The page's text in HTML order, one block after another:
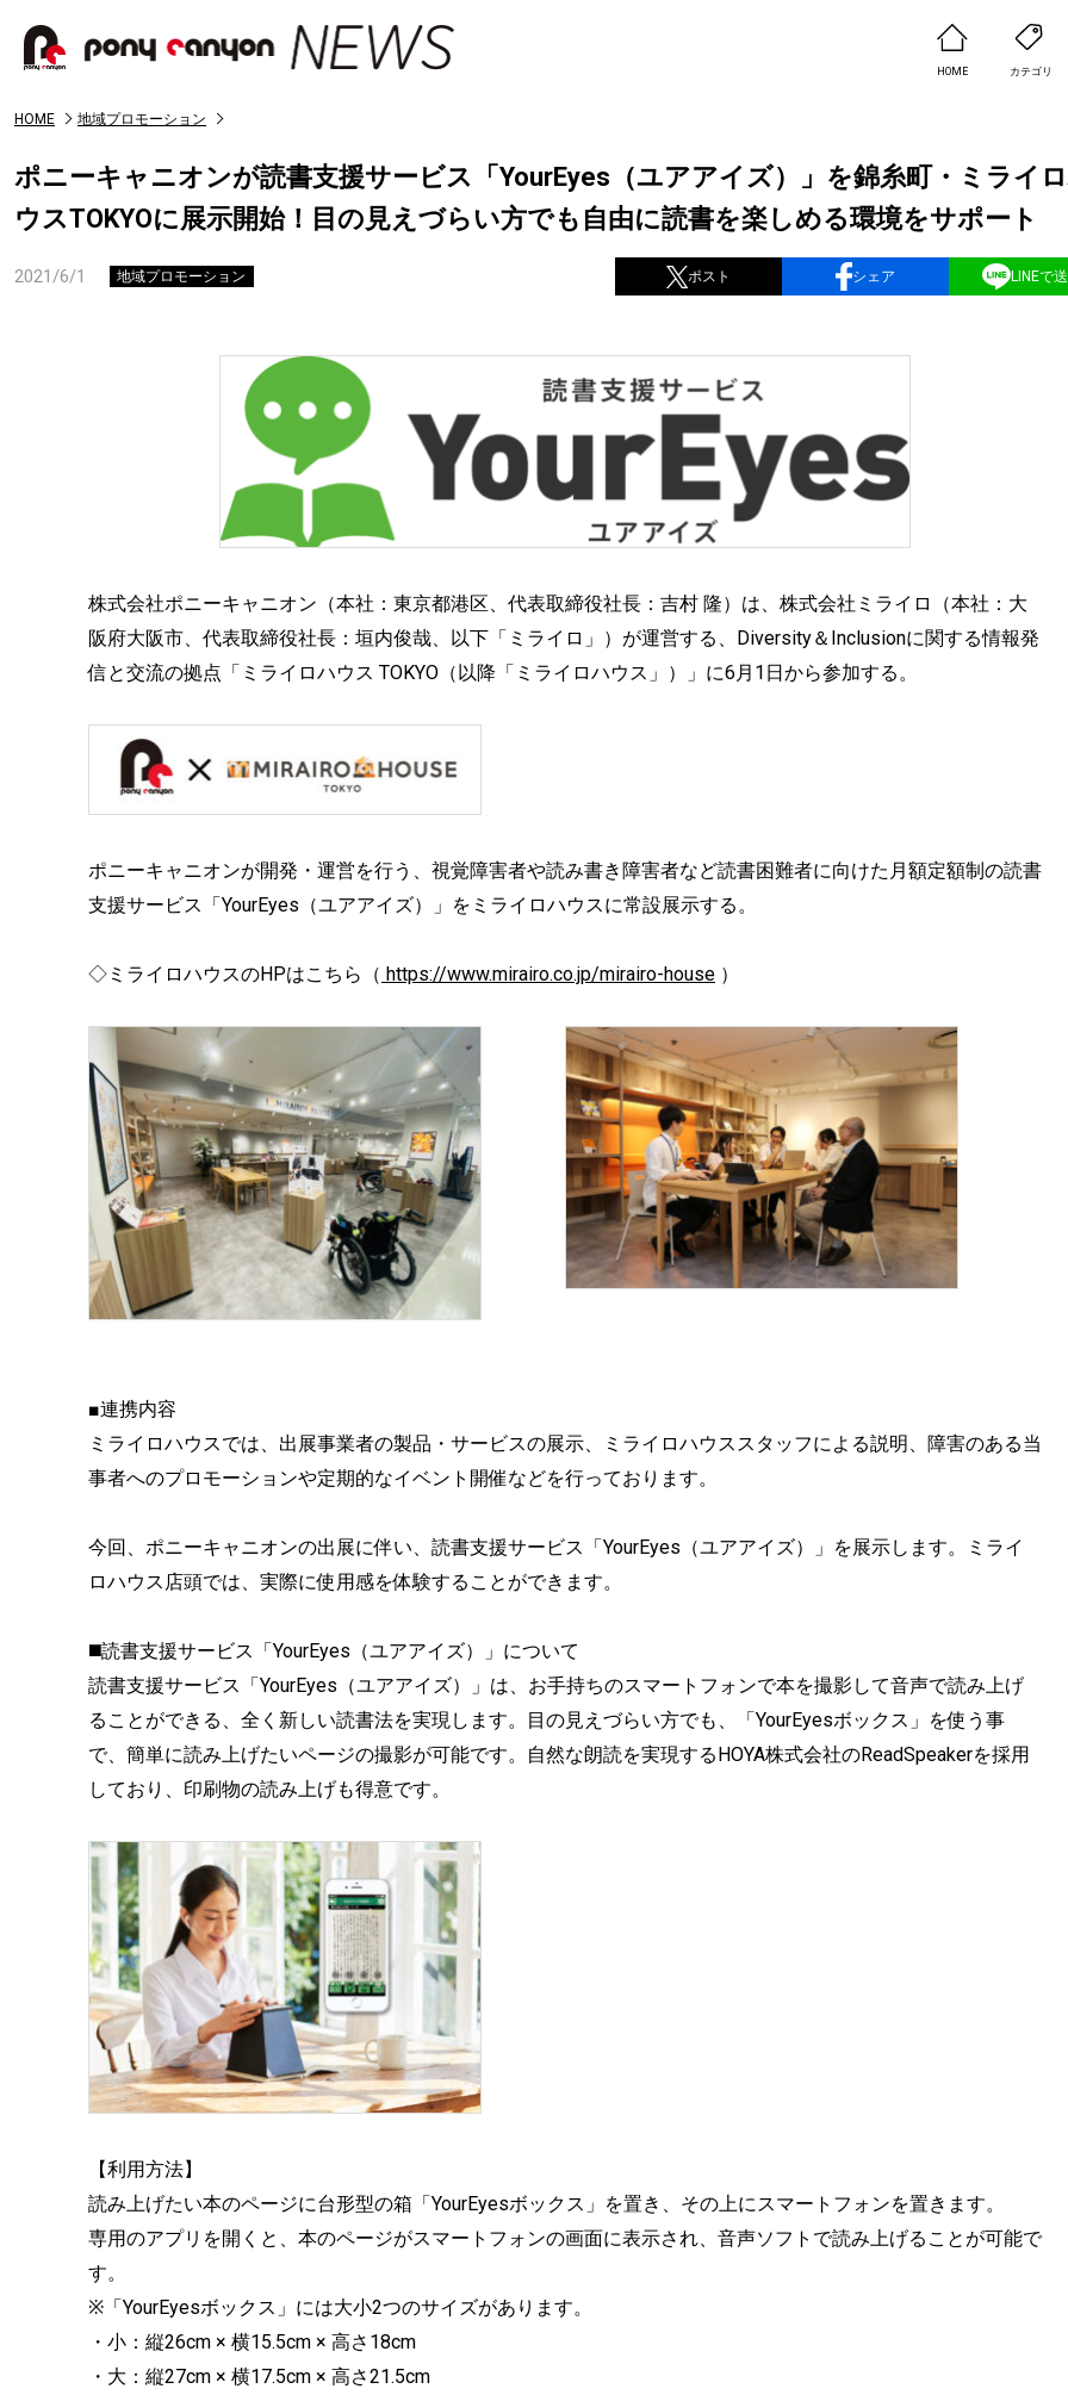
HOME カテゴリ
HOME 地域プロモーション
ポニーキャニオンが読書支援サービス「YourEyes（ユアアイズ）」を錦糸町・ミライ
ウスTOKYOに展示開始！目の見えづらい方でも自由に読書を楽しめる環境をサポート
2021/6/1 地域プロモーション ポスト シェア LINEで
株式会社ポニーキャニオン（本社：東京都港区、代表取締役社長：吉村 隆）は、株式会社ミライロ（本社：大
阪府大阪市、代表取締役社長：垣内俊哉、以下「ミライロ」）が運営する、Diversity＆Inclusionに関する情報発
信と交流の拠点「ミライロハウス TOKYO（以降「ミライロハウス」）」に6月1日から参加する。
ポニーキャニオンが開発・運営を行う、視覚障害者や読み書き障害者など読書困難者に向けた月額定額制の読書
支援サービス「YourEyes（ユアアイズ）」をミライロハウスに常設展示する。
◇ミライロハウスのHPはこちら（ https://www.mirairo.co.jp/mirairo-house ）
■連携内容
ミライロハウスでは、出展事業者の製品・サービスの展示、ミライロハウススタッフによる説明、障害のある当
事者へのプロモーションや定期的なイベント開催などを行っております。
今回、ポニーキャニオンの出展に伴い、読書支援サービス「YourEyes（ユアアイズ）」を展示します。ミライ
ロハウス店頭では、実際に使用感を体験することができます。
◼️読書支援サービス「YourEyes（ユアアイズ）」について
読書支援サービス「YourEyes（ユアアイズ）」は、お手持ちのスマートフォンで本を撮影して音声で読み上げ
ることができる、全く新しい読書法を実現します。目の見えづらい方でも、「YourEyesボックス」を使う事
で、簡単に読み上げたいページの撮影が可能です。自然な朗読を実現するHOYA株式会社のReadSpeakerを採用
しており、印刷物の読み上げも得意です。
【利用方法】
読み上げたい本のページに台形型の箱「YourEyesボックス」を置き、その上にスマートフォンを置きます。
専用のアプリを開くと、本のページがスマートフォンの画面に表示され、音声ソフトで読み上げることが可能で
す。
※「YourEyesボックス」には大小2つのサイズがあります。
・小：縦26cm × 横15.5cm × 高さ18cm
・大：縦27cm × 横17.5cm × 高さ21.5cm